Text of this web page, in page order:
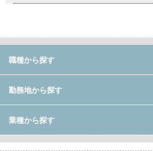
職種から探す
勤務地から探す
業種から探す